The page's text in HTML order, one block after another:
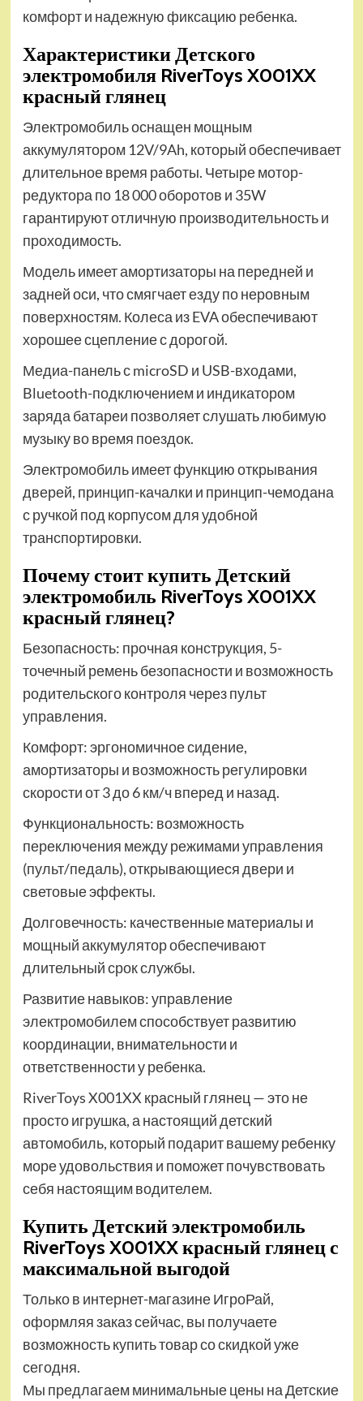
комфорт и надежную фиксацию ребенка.
Характеристики Детского
электромобиля RiverToys X001XX
красный глянец
Электромобиль оснащен мощным
аккумулятором 12V/9Ah, который обеспечивает
длительное время работы. Четыре мотор-
редуктора по 18 000 оборотов и 35W
гарантируют отличную производительность и
проходимость.
Модель имеет амортизаторы на передней и
задней оси, что смягчает езду по неровным
поверхностям. Колеса из EVA обеспечивают
хорошее сцепление с дорогой.
Медиа-панель с microSD и USB-входами,
Bluetooth-подключением и индикатором
заряда батареи позволяет слушать любимую
музыку во время поездок.
Электромобиль имеет функцию открывания
дверей, принцип-качалки и принцип-чемодана
с ручкой под корпусом для удобной
транспортировки.
Почему стоит купить Детский
электромобиль RiverToys X001XX
красный глянец?
Безопасность: прочная конструкция, 5-
точечный ремень безопасности и возможность
родительского контроля через пульт
управления.
Комфорт: эргономичное сидение,
амортизаторы и возможность регулировки
скорости от 3 до 6 км/ч вперед и назад.
Функциональность: возможность
переключения между режимами управления
(пульт/педаль), открывающиеся двери и
световые эффекты.
Долговечность: качественные материалы и
мощный аккумулятор обеспечивают
длительный срок службы.
Развитие навыков: управление
электромобилем способствует развитию
координации, внимательности и
ответственности у ребенка.
RiverToys X001XX красный глянец — это не
просто игрушка, а настоящий детский
автомобиль, который подарит вашему ребенку
море удовольствия и поможет почувствовать
себя настоящим водителем.
Купить Детский электромобиль
RiverToys X001XX красный глянец с
максимальной выгодой
Только в интернет-магазине ИгроРай,
оформляя заказ сейчас, вы получаете
возможность купить товар со скидкой уже
сегодня.
Мы предлагаем минимальные цены на Детские